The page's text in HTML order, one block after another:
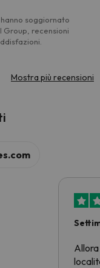
soggiornato
Group, recensioni
Mostra più recensioni
Allora